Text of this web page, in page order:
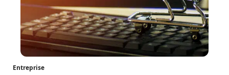
Entreprise